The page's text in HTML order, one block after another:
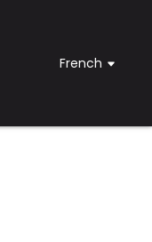
French